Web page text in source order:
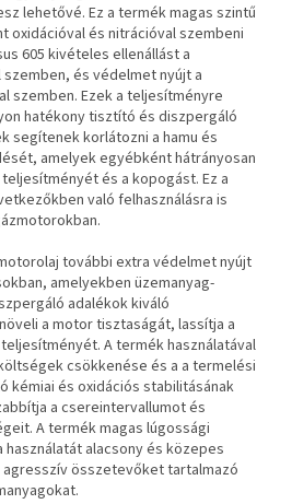
lehetővé. Ez a termékmagas szintű
oxidációval és nitrációval szembeni
605 kivételes ellenállást a
és védelmet nyújt a
szemben. Ezek a teljesítményre
hatékony tisztító és diszpergáló
segítenek korlátozni a hamu és
amelyekegyébként hátrányosan
és a kopogást. Ez a
való felhasználásra is
további extra védelmet nyújt
amelyekben üzemanyag-
adalékok kiváló
a motor tisztaságát, lassítja a
A termék használatával
csökkenése és a a termelési
kémiai és oxidációs stabilitásának
a csereintervallumot és
A termék magas lúgossági
alacsony és közepes
agresszív összetevőket tartalmazó